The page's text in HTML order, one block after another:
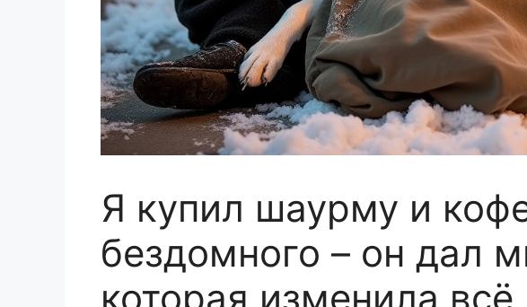
Я купил шаурму и
бездомного – он дал
которая изменила всё